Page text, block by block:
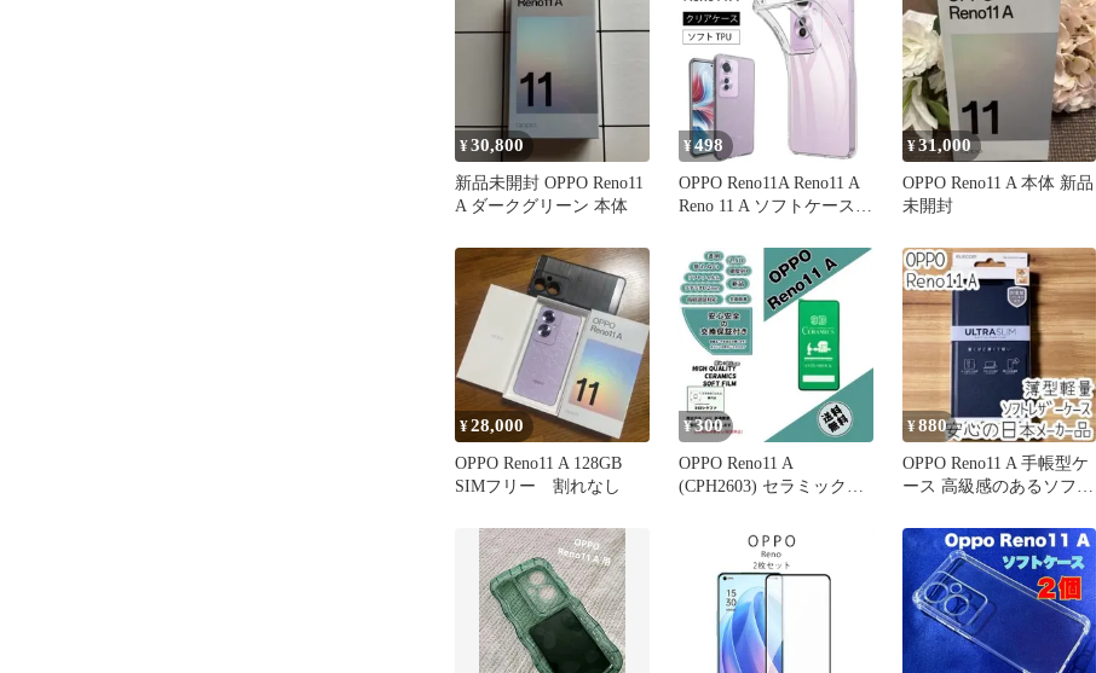
¥30,800
新品未開封 OPPO Reno11
A ダークグリーン 本体
¥498
OPPO Reno11A Reno11 A
Reno 11 A ソフトケース
ス 透明 無地 シンプル 全
面 クリア 送料無料
¥31,000
OPPO Reno11 A 本体 新品
未開封
¥28,000
OPPO Reno11 A 128GB
SIMフリー 割れなし
¥300
OPPO Reno11 A
(CPH2603) セラミックフ
¥880
OPPO Reno11 A 手帳型ケ
ース 高級感のあるソフト